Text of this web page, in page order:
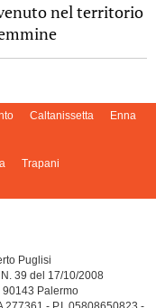
nel territorio
Caltanissetta Enna
Trapani
Puglisi
39 del 17/10/2008
Palermo